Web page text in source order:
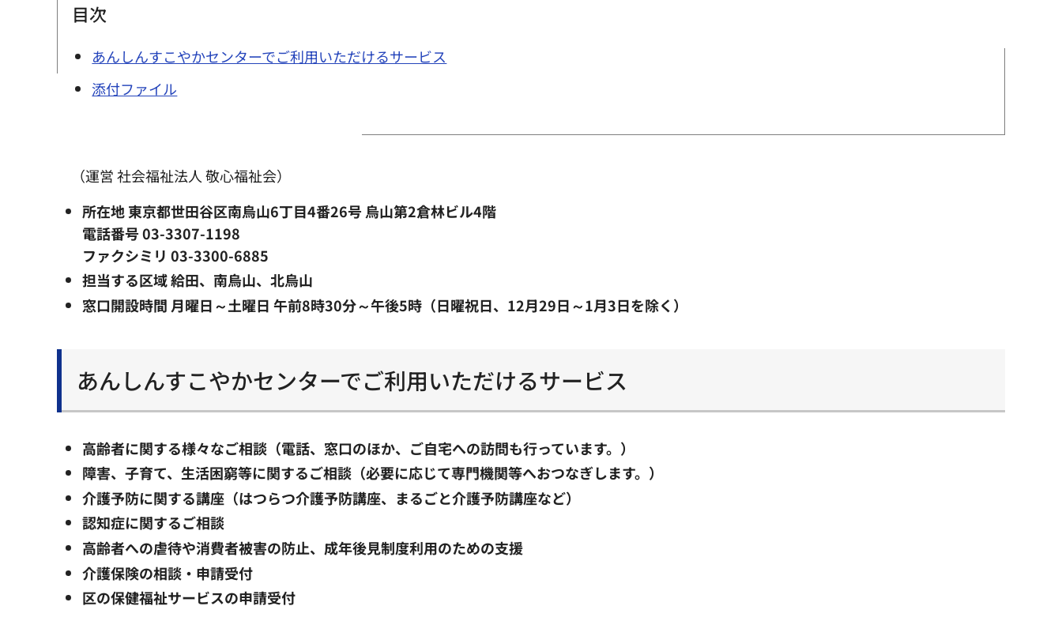
目次
あんしんすこやかセンターでご利用いただけるサービス
添付ファイル
（運営 社会福祉法人 敬心福祉会）
所在地 東京都世田谷区南烏山6丁目4番26号 烏山第2倉林ビル4階
電話番号 03-3307-1198
ファクシミリ 03-3300-6885
担当する区域 給田、南烏山、北烏山
窓口開設時間 月曜日～土曜日 午前8時30分～午後5時（日曜祝日、12月29日～1月3日を除く）
あんしんすこやかセンターでご利用いただけるサービス
高齢者に関する様々なご相談（電話、窓口のほか、ご自宅への訪問も行っています。）
障害、子育て、生活困窮等に関するご相談（必要に応じて専門機関等へおつなぎします。）
介護予防に関する講座（はつらつ介護予防講座、まるごと介護予防講座など）
認知症に関するご相談
高齢者への虐待や消費者被害の防止、成年後見制度利用のための支援
介護保険の相談・申請受付
区の保健福祉サービスの申請受付